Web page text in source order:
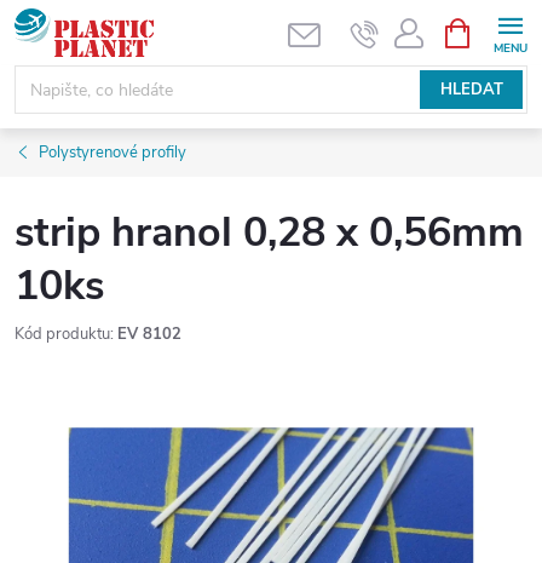
Přejít
na
obsah
HLEDAT
NÁKUPNÍ
KOŠÍK
Polystyrenové profily
strip hranol 0,28 x 0,56mm
10ks
Kód produktu: EV 8102